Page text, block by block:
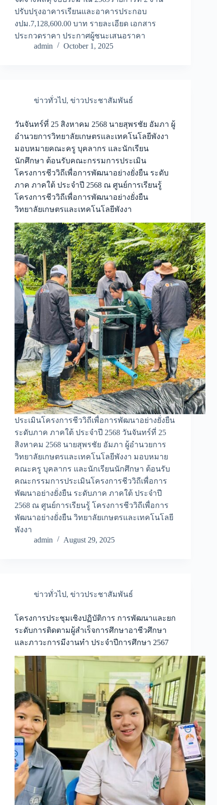
ปรับปรุงอาคารเรียนและอาคารประกอบ
งปม.7,128,600.00 บาท รายละเอียด เอกสาร
ประกวดราคา ประกาศผู้ชนะเสนอราคา
admin
October 1, 2025
ข่าวทั่วไป, ข่าวประชาสัมพันธ์
วันจันทร์ที่ 25 สิงหาคม 2568 นายสุพรชัย อัมภา ผู้
อำนวยการวิทยาลัยเกษตรและเทคโนโลยีพังงา
มอบหมายคณะครู บุคลากร และนักเรียน
นักศึกษา ต้อนรับคณะกรรมการประเมิน
โครงการชีววิถีเพื่อการพัฒนาอย่างยั่งยืน ระดับ
ภาค ภาคใต้ ประจำปี 2568 ณ ศูนย์การเรียนรู้
โครงการชีววิถีเพื่อการพัฒนาอย่างยั่งยืน
วิทยาลัยเกษตรและเทคโนโลยีพังงา
ประเมินโครงการชีววิถีเพื่อการพัฒนาอย่างยั่งยืน
ระดับภาค ภาคใต้ ประจำปี 2568 วันจันทร์ที่ 25
สิงหาคม 2568 นายสุพรชัย อัมภา ผู้อำนวยการ
วิทยาลัยเกษตรและเทคโนโลยีพังงา มอบหมาย
คณะครู บุคลากร และนักเรียนนักศึกษา ต้อนรับ
คณะกรรมการประเมินโครงการชีววิถีเพื่อการ
พัฒนาอย่างยั่งยืน ระดับภาค ภาคใต้ ประจำปี
2568 ณ ศูนย์การเรียนรู้ โครงการชีววิถีเพื่อการ
พัฒนาอย่างยั่งยืน วิทยาลัยเกษตรและเทคโนโลยี
พังงา
admin
August 29, 2025
ข่าวทั่วไป, ข่าวประชาสัมพันธ์
โครงการประชุมเชิงปฏิบัติการ การพัฒนาและยก
ระดับการติดตามผู้สำเร็จการศึกษาอาชีวศึกษา
และภาวะการมีงานทำ ประจำปีการศึกษา 2567